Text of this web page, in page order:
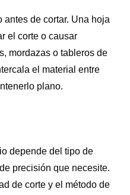
de cortar. Una hoja
el corte o causar
mordazas o tableros de
el material entre
plano.
depende del tipo de
precisión que necesite.
de corte y el método de